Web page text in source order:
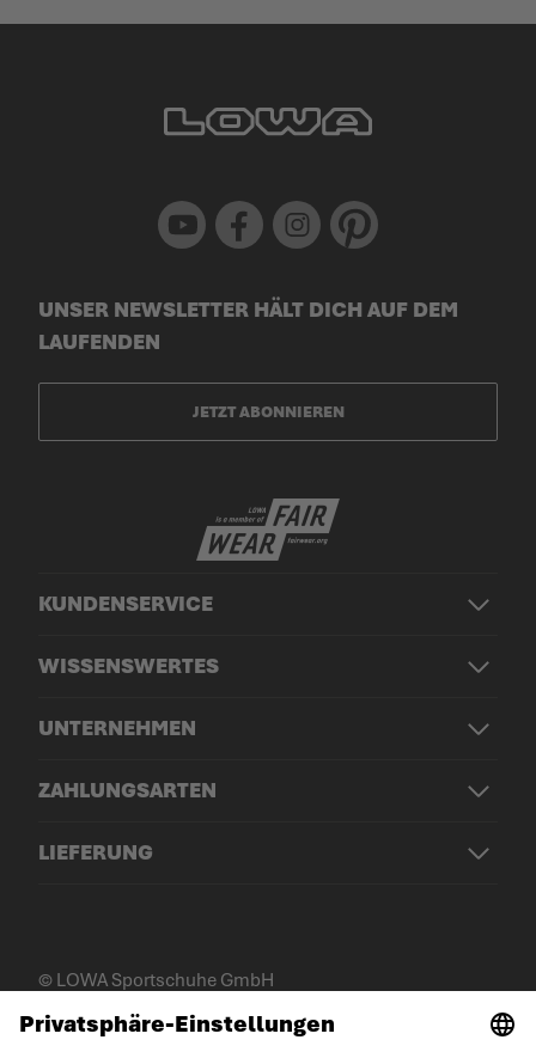
Youtube Facebook Instagram Pinterest
KUNDENSERVICE
WISSENSWERTES
UNTERNEHMEN
ZAHLUNGSARTEN
LIEFERUNG
UNSER NEWSLETTER HÄLT DICH AUF DEM
LAUFENDEN
JETZT ABONNIEREN
© LOWA Sportschuhe GmbH
Impressum